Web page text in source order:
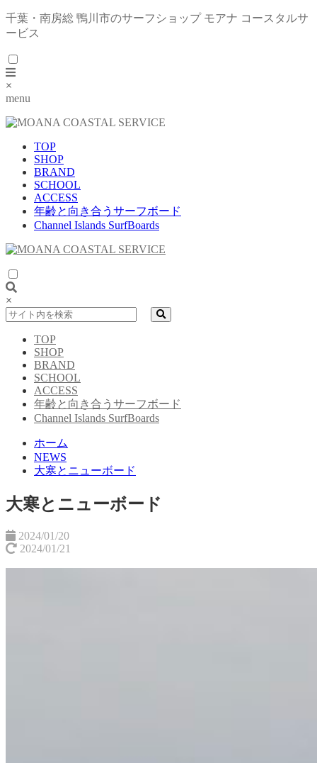
千葉・南房総 鴨川市のサーフショップ モアナ コースタルサ
ービス
×
menu
TOP
SHOP
BRAND
SCHOOL
ACCESS
年齢と向き合うサーフボード
Channel Islands SurfBoards
×
TOP
SHOP
BRAND
SCHOOL
ACCESS
年齢と向き合うサーフボード
Channel Islands SurfBoards
ホーム
NEWS
大寒とニューボード
大寒とニューボード
2024/01/20
2024/01/21